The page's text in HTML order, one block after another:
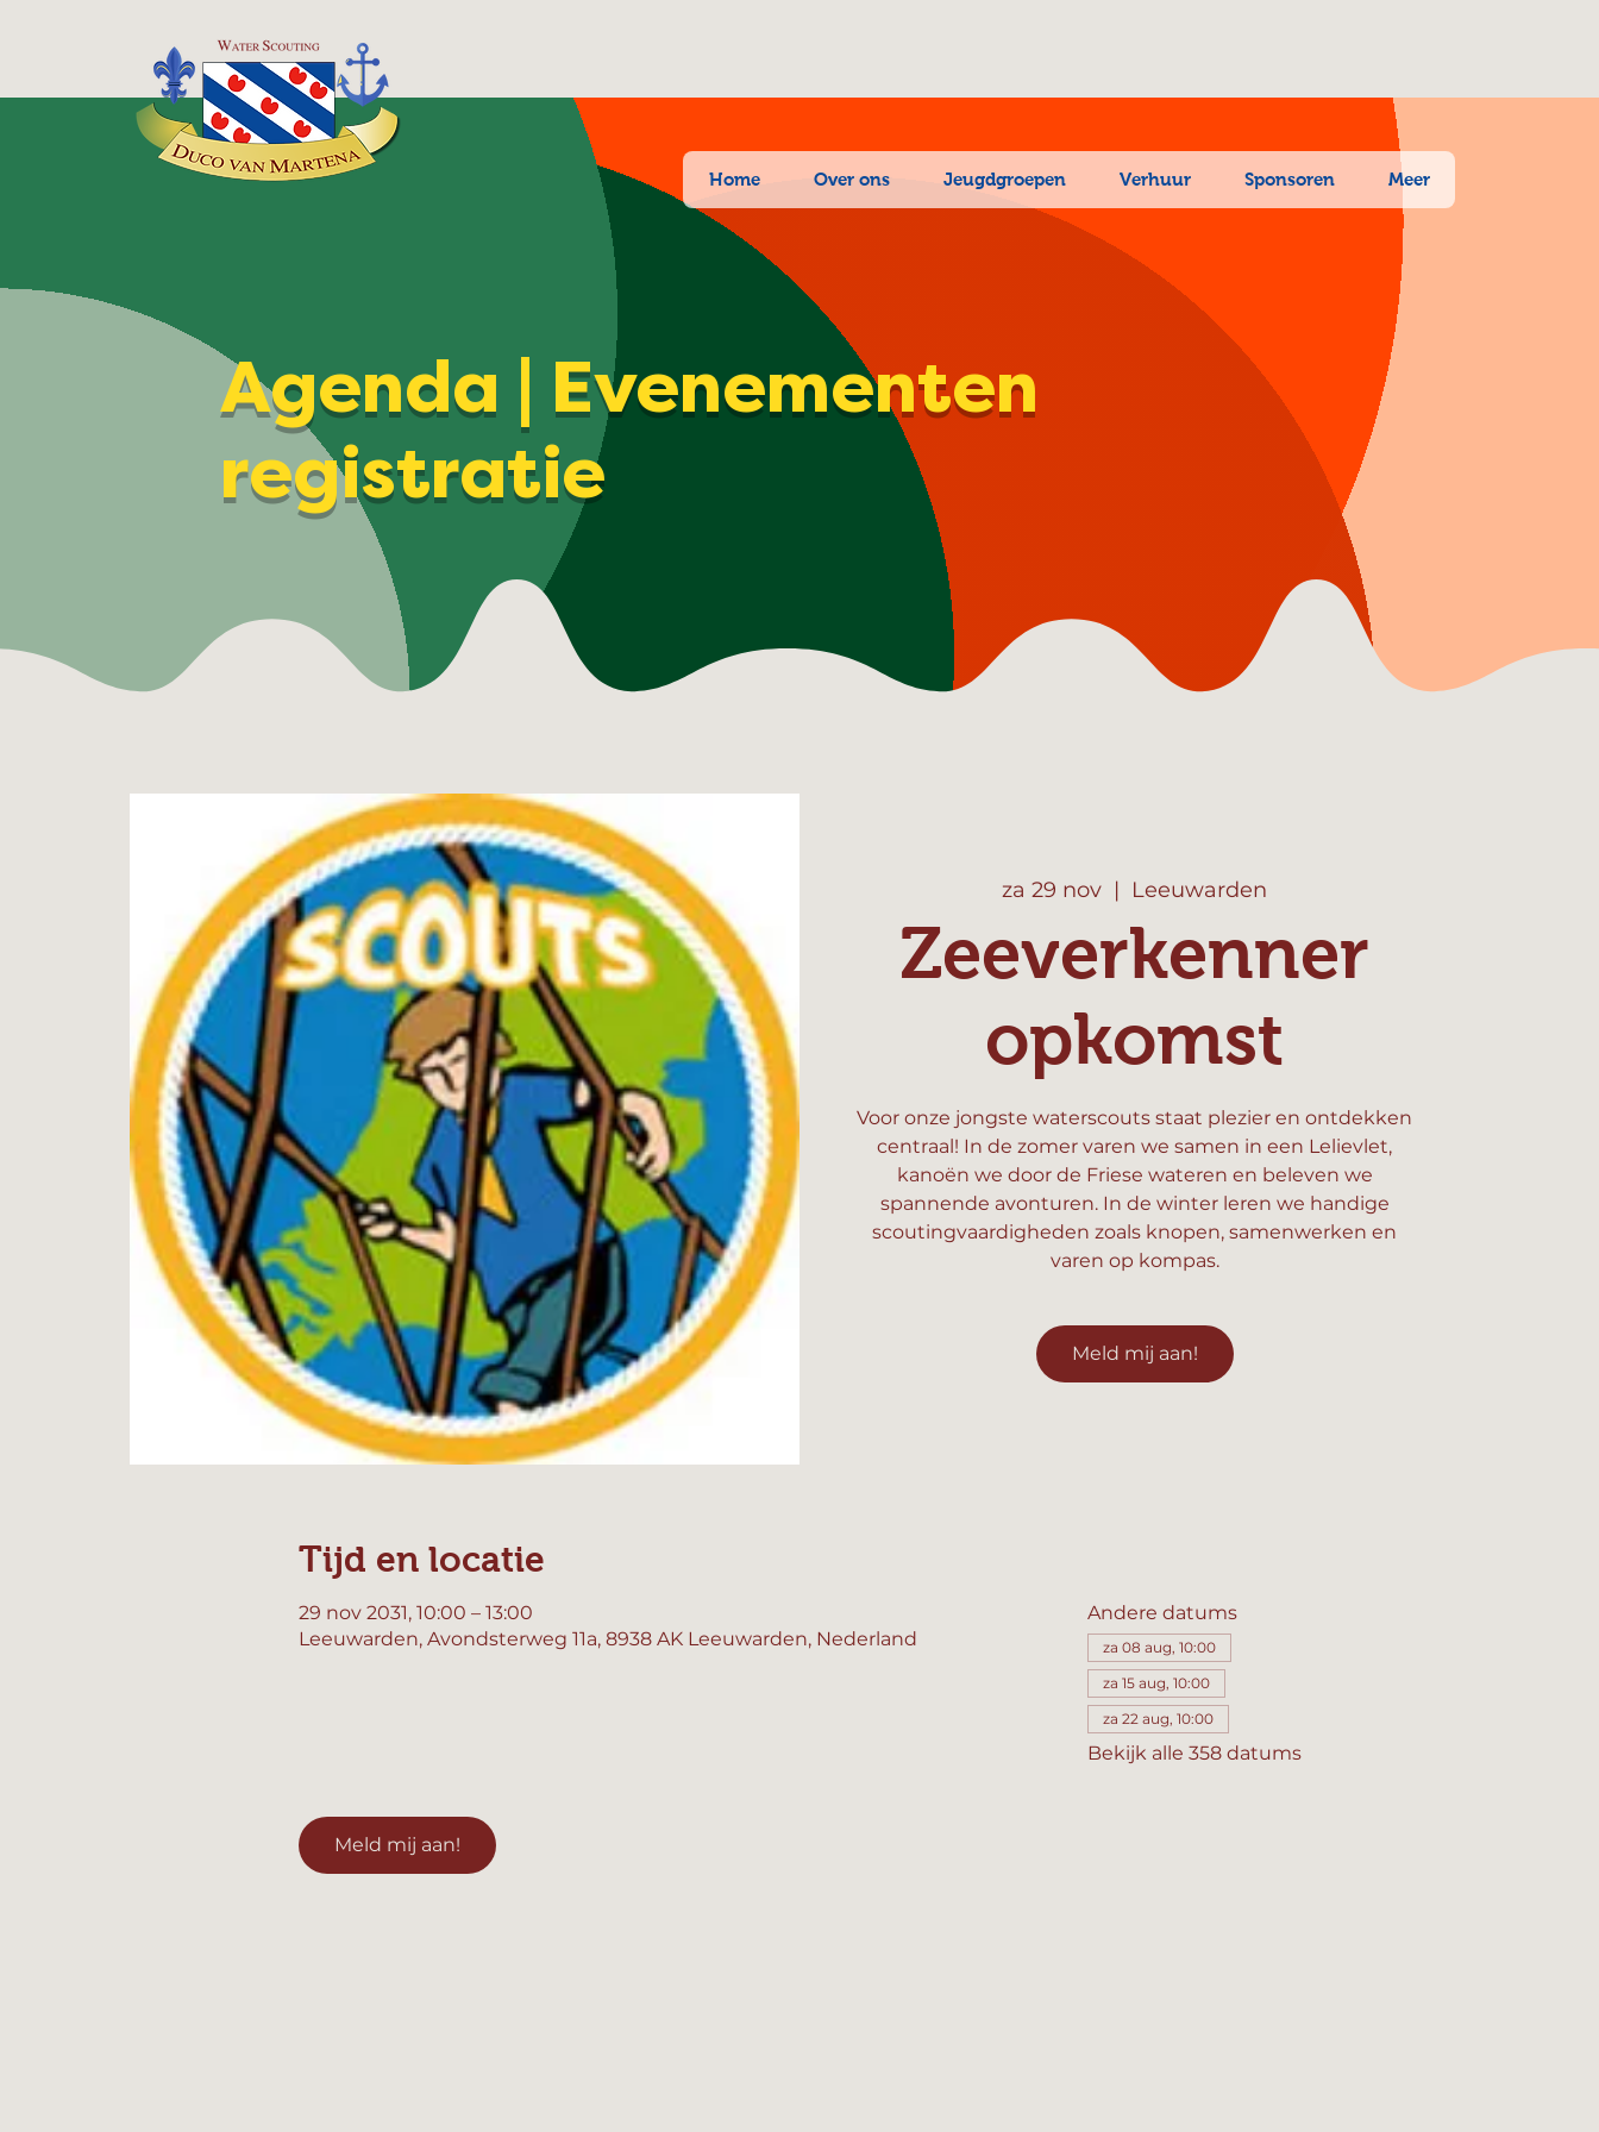
Home Over ons Jeugdgroepen Verhuur Sponsoren Meer
Agenda | Evenementen
registratie
za 29 nov
  |
Leeuwarden
Zeeverkenner
opkomst
Voor onze jongste waterscouts staat plezier en ontdekken
centraal! In de zomer varen we samen in een Lelievlet,
kanoën we door de Friese wateren en beleven we
spannende avonturen. In de winter leren we handige
scoutingvaardigheden zoals knopen, samenwerken en
varen op kompas.
Meld mij aan!
Tijd en locatie
29 nov 2031, 10:00 – 13:00
Leeuwarden, Avondsterweg 11a, 8938 AK Leeuwarden, Nederland
Andere datums
za 08 aug, 10:00
za 15 aug, 10:00
za 22 aug, 10:00
Bekijk alle 358 datums
Meld mij aan!